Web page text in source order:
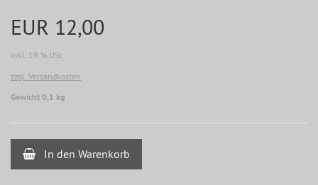
EUR 12,00
inkl. 19 % USt
zzgl. Versandkosten
Gewicht 0,1 kg
In den Warenkorb